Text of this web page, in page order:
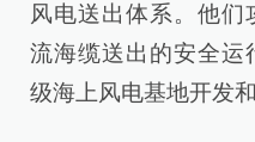
风电送出体系。他们
流海缆送出的安全运
级海上风电基地开发